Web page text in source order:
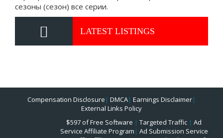
сезоны (сезон) все серии.
LATEST LISTINGS
Compensation Disclosure | DMCA| Earnings Disclaimer|
External Links Policy
$597 of Free Software | Targeted Traffic | Ad
Service Affiliate Program | Ad Submission Service